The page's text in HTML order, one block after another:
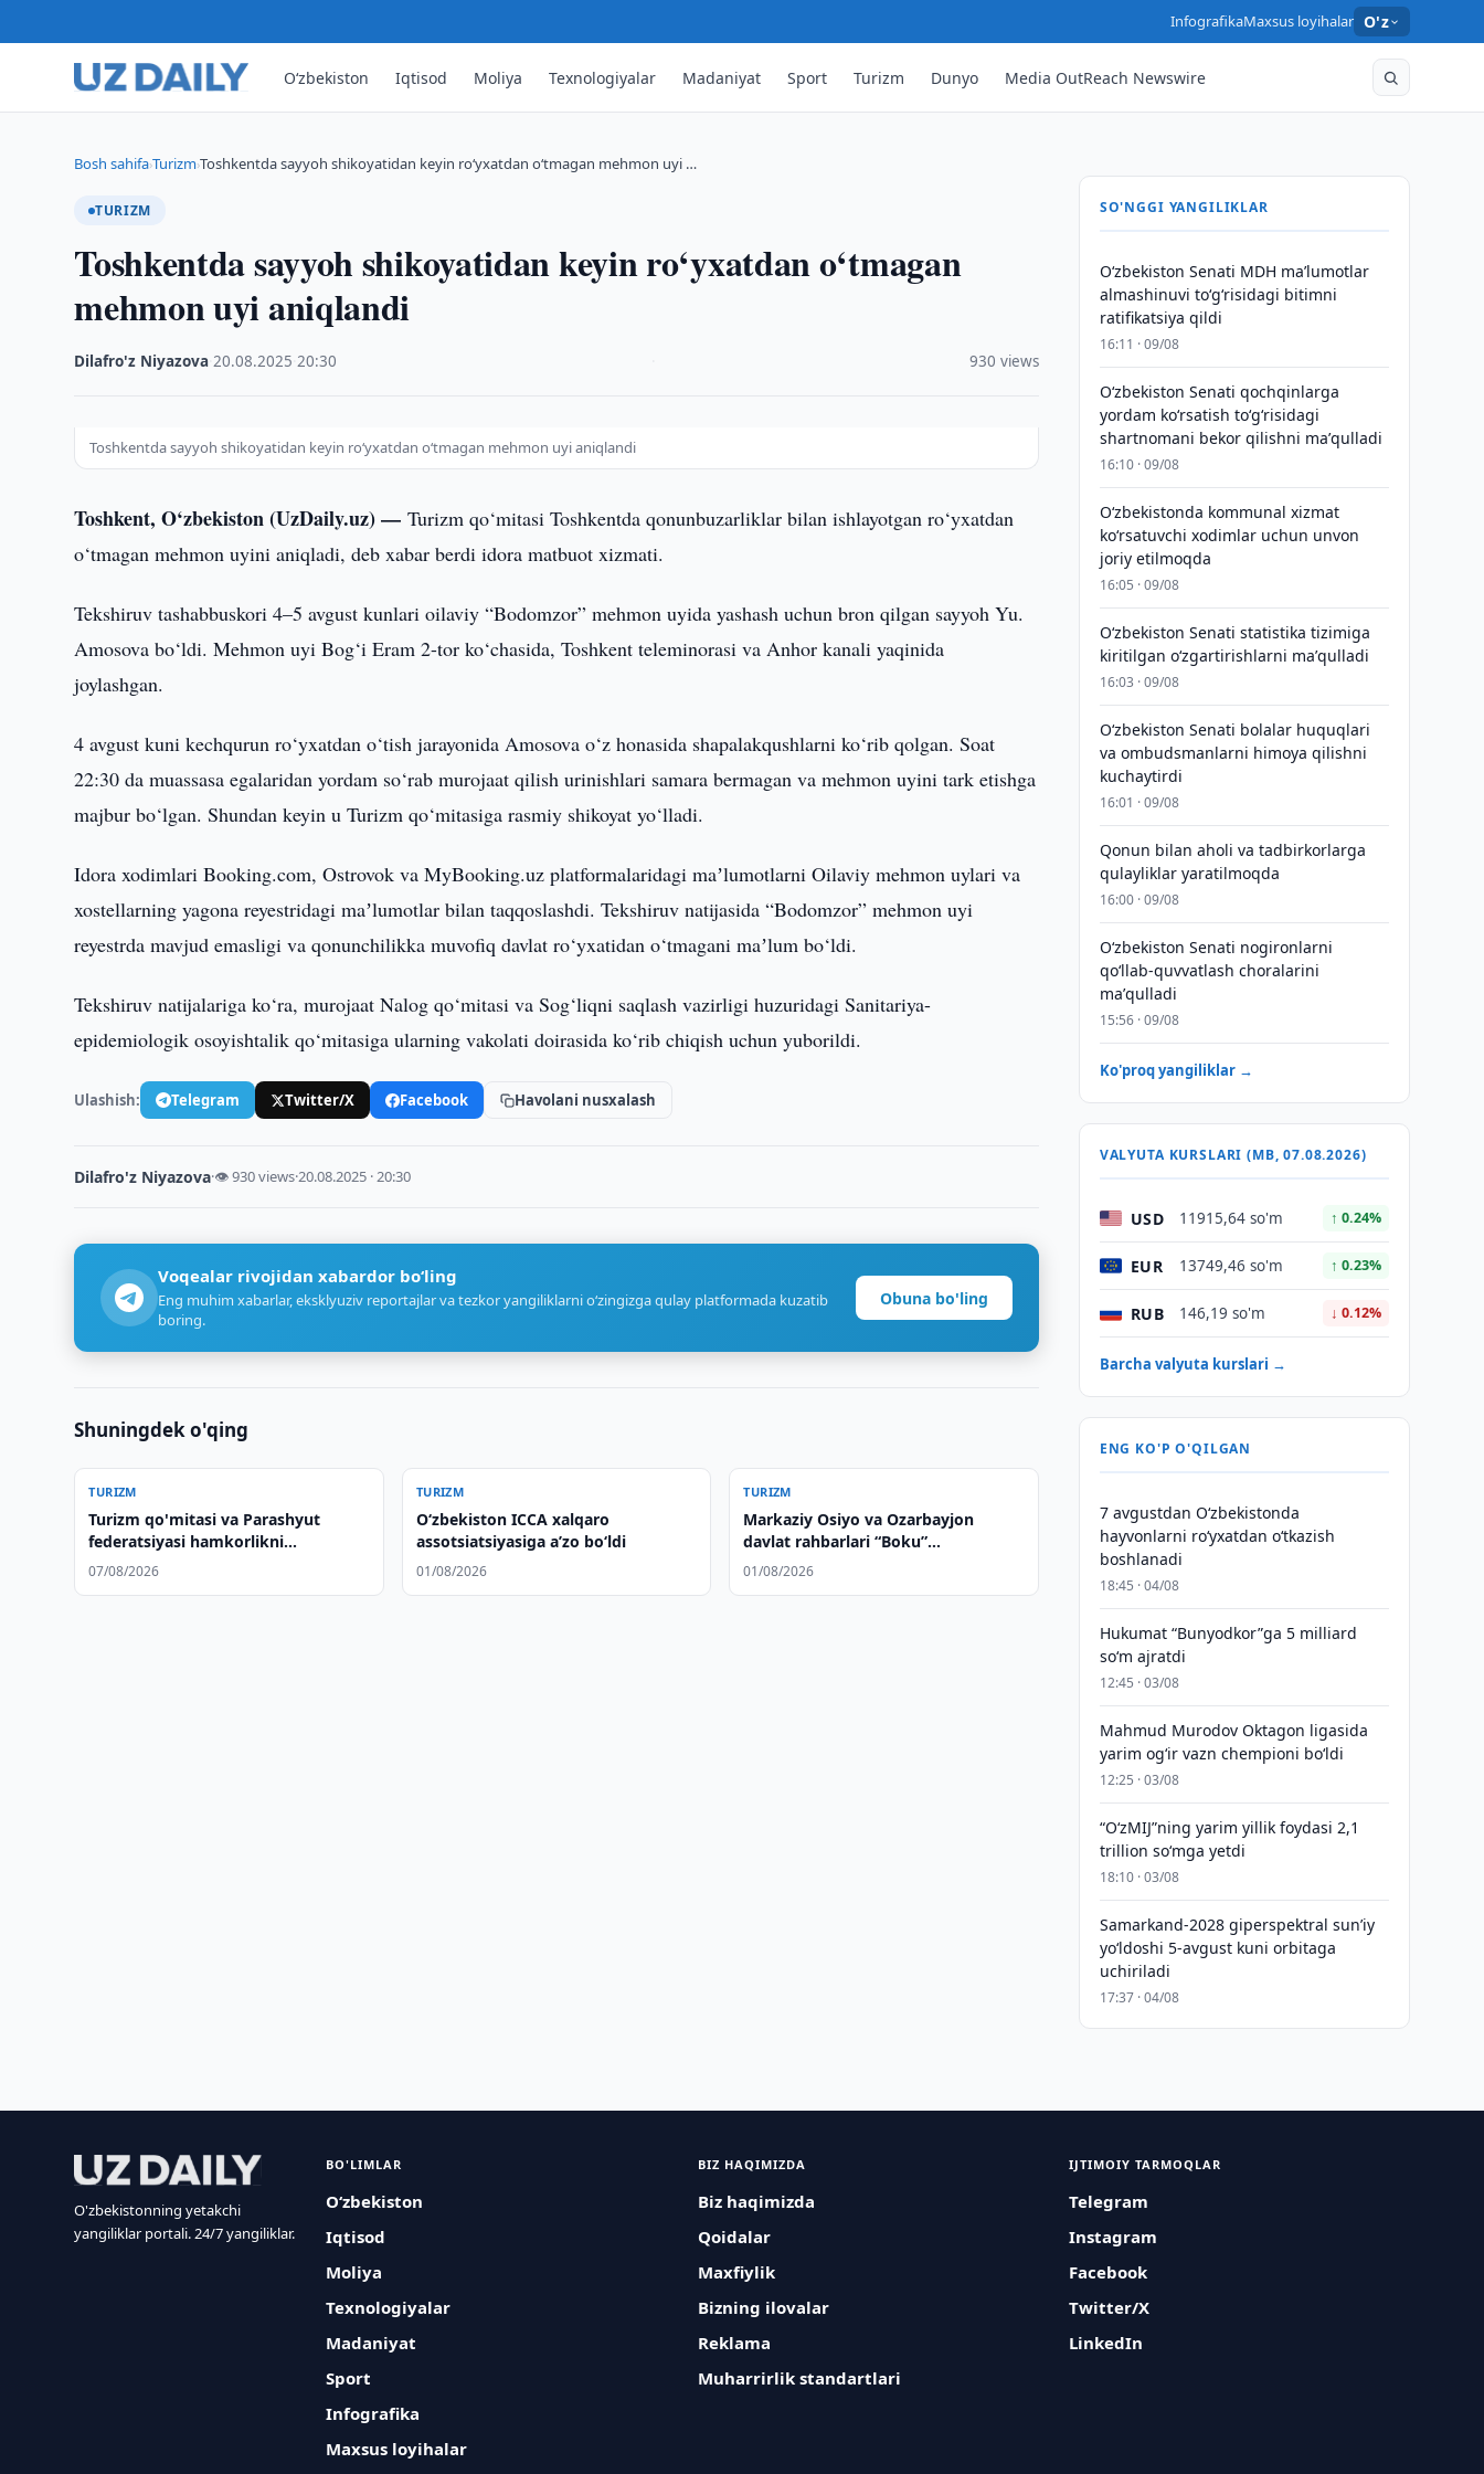
InfografikaMaxsus loyihalar O'z
O‘zbekiston Iqtisod Moliya Texnologiyalar Madaniyat Sport Turizm Dunyo Media OutReach Newswire
Bosh sahifa›Turizm›Toshkentda sayyoh shikoyatidan keyin ro‘yxatdan o‘tmagan mehmon uyi …
TURIZM
Toshkentda sayyoh shikoyatidan keyin ro‘yxatdan o‘tmagan
mehmon uyi aniqlandi
Dilafro'z Niyazova ·20.08.2025 ·20:30 930 views
Toshkentda sayyoh shikoyatidan keyin ro‘yxatdan o‘tmagan mehmon uyi aniqlandi
Toshkent, O‘zbekiston (UzDaily.uz) —Turizm qo‘mitasi Toshkentda qonunbuzarliklar bilan ishlayotgan ro‘yxatdan
o‘tmagan mehmon uyini aniqladi, deb xabar berdi idora matbuot xizmati.
Tekshiruv tashabbuskori 4–5 avgust kunlari oilaviy “Bodomzor” mehmon uyida yashash uchun bron qilgan sayyoh Yu.
Amosova bo‘ldi. Mehmon uyi Bog‘i Eram 2-tor ko‘chasida, Toshkent teleminorasi va Anhor kanali yaqinida
joylashgan.
4 avgust kuni kechqurun ro‘yxatdan o‘tish jarayonida Amosova o‘z honasida shapalakqushlarni ko‘rib qolgan. Soat
22:30 da muassasa egalaridan yordam so‘rab murojaat qilish urinishlari samara bermagan va mehmon uyini tark etishga
majbur bo‘lgan. Shundan keyin u Turizm qo‘mitasiga rasmiy shikoyat yo‘lladi.
Idora xodimlari Booking.com, Ostrovok va MyBooking.uz platformalaridagi maʼlumotlarni Oilaviy mehmon uylari va
xostellarning yagona reyestridagi maʼlumotlar bilan taqqoslashdi. Tekshiruv natijasida “Bodomzor” mehmon uyi
reyestrda mavjud emasligi va qonunchilikka muvofiq davlat ro‘yxatidan o‘tmagani maʼlum bo‘ldi.
Tekshiruv natijalariga ko‘ra, murojaat Nalog qo‘mitasi va Sog‘liqni saqlash vazirligi huzuridagi Sanitariya-
epidemiologik osoyishtalik qo‘mitasiga ularning vakolati doirasida ko‘rib chiqish uchun yuborildi.
Ulashish: Telegram Twitter/X Facebook Havolani nusxalash
Dilafro'z Niyazova·👁 930 views·20.08.2025 · 20:30
Voqealar rivojidan xabardor bo‘ling
Eng muhim xabarlar, eksklyuziv reportajlar va tezkor yangiliklarni o‘zingizga qulay platformada kuzatib
boring.
Obuna bo'ling
Shuningdek o'qing
TURIZM
Turizm qo'mitasi va Parashyut
federatsiyasi hamkorlikni
muhokama qildi
07/08/2026
TURIZM
O‘zbekiston ICCA xalqaro
assotsiatsiyasiga aʼzo bo‘ldi
01/08/2026
TURIZM
Markaziy Osiyo va Ozarbayjon
davlat rahbarlari “Boku”
mehmonxonasining ochilish
01/08/2026
SO'NGGI YANGILIKLAR
Oʻzbekiston Senati MDH maʼlumotlar
almashinuvi toʻgʻrisidagi bitimni
ratifikatsiya qildi
16:11 · 09/08
Oʻzbekiston Senati qochqinlarga
yordam koʻrsatish toʻgʻrisidagi
shartnomani bekor qilishni maʼqulladi
16:10 · 09/08
Oʻzbekistonda kommunal xizmat
koʻrsatuvchi xodimlar uchun unvon
joriy etilmoqda
16:05 · 09/08
Oʻzbekiston Senati statistika tizimiga
kiritilgan oʻzgartirishlarni maʼqulladi
16:03 · 09/08
Oʻzbekiston Senati bolalar huquqlari
va ombudsmanlarni himoya qilishni
kuchaytirdi
16:01 · 09/08
Qonun bilan aholi va tadbirkorlarga
qulayliklar yaratilmoqda
16:00 · 09/08
Oʻzbekiston Senati nogironlarni
qoʻllab-quvvatlash choralarini
maʼqulladi
15:56 · 09/08
Ko'proq yangiliklar →
VALYUTA KURSLARI (MB, 07.08.2026)
USD 11915,64 so'm ↑ 0.24%
EUR 13749,46 so'm ↑ 0.23%
RUB 146,19 so'm ↓ 0.12%
Barcha valyuta kurslari →
ENG KO'P O'QILGAN
7 avgustdan O‘zbekistonda
hayvonlarni ro‘yxatdan o‘tkazish
boshlanadi
18:45 · 04/08
Hukumat “Bunyodkor”ga 5 milliard
so‘m ajratdi
12:45 · 03/08
Mahmud Murodov Oktagon ligasida
yarim og‘ir vazn chempioni bo‘ldi
12:25 · 03/08
“O‘zMIJ”ning yarim yillik foydasi 2,1
trillion so‘mga yetdi
18:10 · 03/08
Samarkand-2028 giperspektral sun’iy
yo‘ldoshi 5-avgust kuni orbitaga
uchiriladi
17:37 · 04/08
O'zbekistonning yetakchi
yangiliklar portali. 24/7 yangiliklar.
BO'LIMLAR
O‘zbekiston
Iqtisod
Moliya
Texnologiyalar
Madaniyat
Sport
Infografika
Maxsus loyihalar
BIZ HAQIMIZDA
Biz haqimizda
Qoidalar
Maxfiylik
Bizning ilovalar
Reklama
Muharrirlik standartlari
IJTIMOIY TARMOQLAR
Telegram
Instagram
Facebook
Twitter/X
LinkedIn